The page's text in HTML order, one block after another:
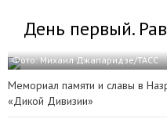
День первый.
Фото: Михаил Джапаридзе/ТАСС
Мемориал памяти и славы в
«Дикой Дивизии»